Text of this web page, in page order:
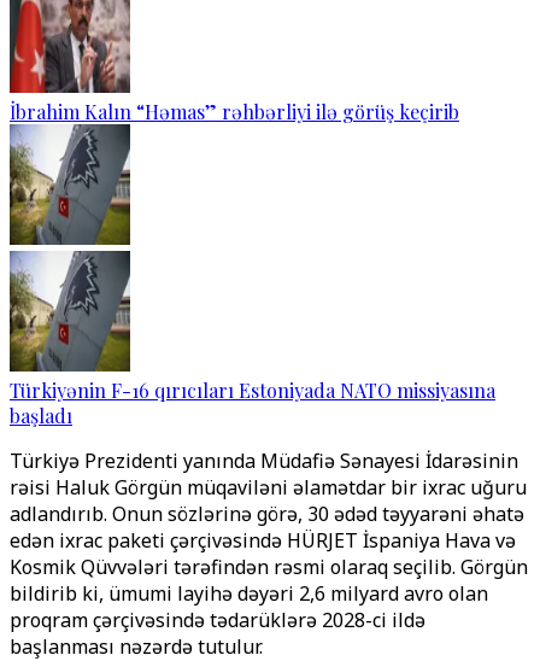
İbrahim Kalın “Həmas” rəhbərliyi ilə görüş keçirib
Türkiyənin F-16 qırıcıları Estoniyada NATO missiyasına
başladı
Türkiyə Prezidenti yanında Müdafiə Sənayesi İdarəsinin
rəisi Haluk Görgün müqaviləni əlamətdar bir ixrac uğuru
adlandırıb. Onun sözlərinə görə, 30 ədəd təyyarəni əhatə
edən ixrac paketi çərçivəsində HÜRJET İspaniya Hava və
Kosmik Qüvvələri tərəfindən rəsmi olaraq seçilib. Görgün
bildirib ki, ümumi layihə dəyəri 2,6 milyard avro olan
proqram çərçivəsində tədarüklərə 2028-ci ildə
başlanması nəzərdə tutulur.